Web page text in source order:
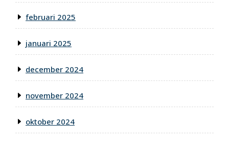
februari 2025
januari 2025
december 2024
november 2024
oktober 2024